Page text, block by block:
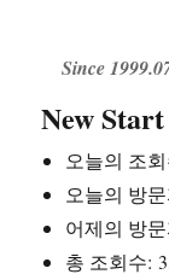
Since
New
오늘의 조
오늘의 방
어제의 방
총 조회수: